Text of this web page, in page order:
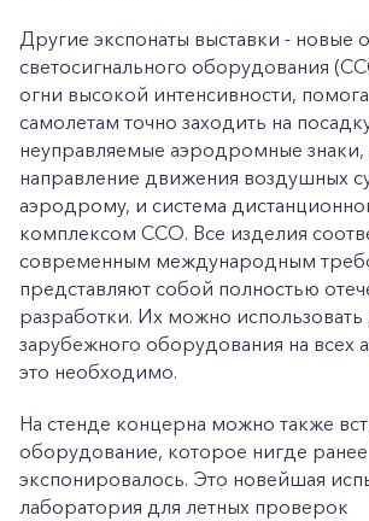
Другие экспонаты выставки - новые
светосигнального оборудования
огни высокой интенсивности,
самолетам точно заходить на
неуправляемые аэродромные
направление движения воздушных
аэродрому, и система
комплексом ССО. Все изделия
современным международным
представляют собой полностью
разработки. Их можно использовать
зарубежного оборудования на всех
это необходимо.
На стенде концерна можно также
оборудование, которое нигде
экспонировалось. Это новейшая
лаборатория для летных проверок